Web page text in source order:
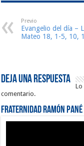
Previo
Evangelio del día –
Mateo 18, 1-5, 10,
Deja una respuesta
comentario.
Fraternidad Ramón Pané